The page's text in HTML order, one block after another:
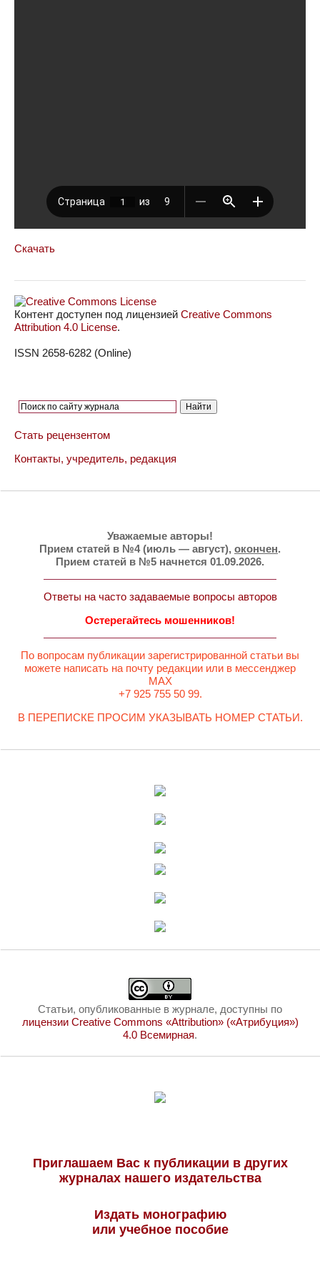
Скачать
Контент доступен под лицензией Creative Commons
Attribution 4.0 License.
ISSN 2658-6282 (Online)
Стать рецензентом
Контакты, учредитель, редакция
Уважаемые авторы!
Прием статей в №4 (июль — август), окончен.
Прием статей в №5 начнется 01.09.2026.
Ответы на часто задаваемые вопросы авторов
Остерегайтесь мошенников!
По вопросам публикации зарегистрированной статьи вы
можете написать на почту редакции или в мессенджер
MAX
+7 925 755 50 99.
В ПЕРЕПИСКЕ ПРОСИМ УКАЗЫВАТЬ НОМЕР СТАТЬИ.
Статьи, опубликованные в журнале, доступны по
лицензии Creative Commons «Attribution» («Атрибуция»)
4.0 Всемирная.
Приглашаем Вас к публикации в других
журналах нашего издательства
Издать монографию
или учебное пособие